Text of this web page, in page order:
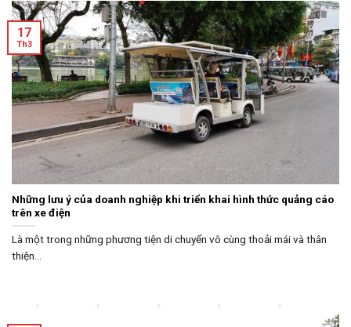
Những lưu ý của doanh nghiệp khi triển khai hình thức quảng cáo
trên xe điện
Là một trong những phương tiện di chuyển vô cùng thoải mái và thân
thiện...
17
Th3